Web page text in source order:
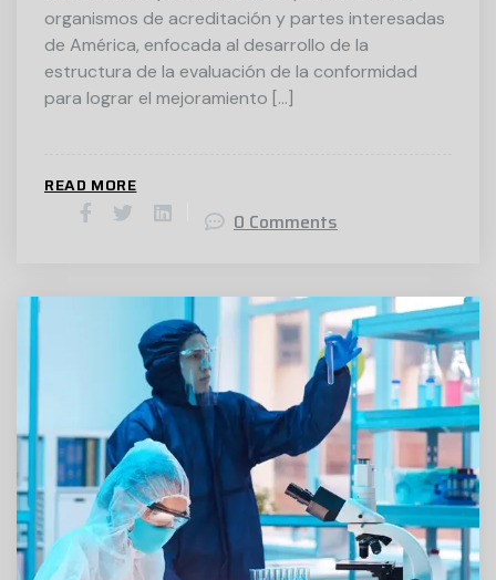
organismos de acreditación y partes interesadas
de América, enfocada al desarrollo de la
estructura de la evaluación de la conformidad
para lograr el mejoramiento […]
READ MORE
0 Comments